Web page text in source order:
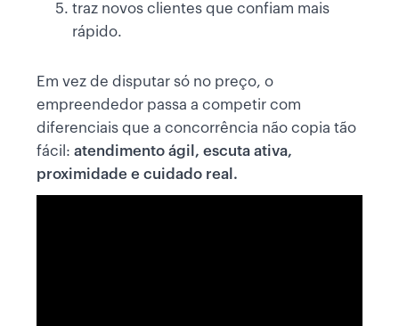
traz novos clientes que confiam mais
rápido.
Em vez de disputar só no preço, o
empreendedor passa a competir com
diferenciais que a concorrência não copia tão
fácil: atendimento ágil, escuta ativa,
proximidade e cuidado real.